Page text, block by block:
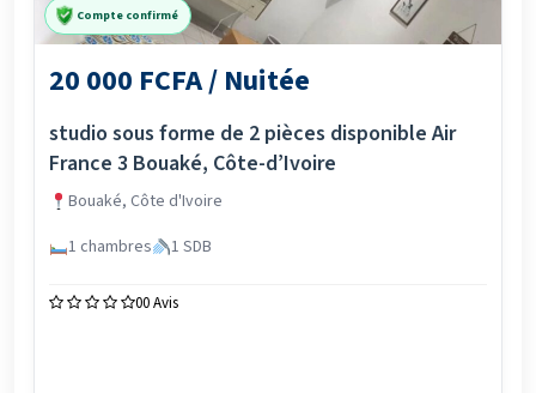
Compte confirmé
20 000 FCFA / Nuitée
studio sous forme de 2 pièces disponible Air
France 3 Bouaké, Côte-d’Ivoire
Bouaké, Côte d'Ivoire
1 chambres
1 SDB
00 Avis